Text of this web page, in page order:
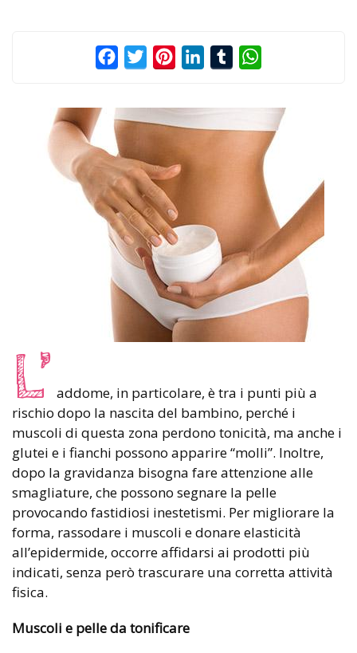
FacebookTwitterPinterestLinkedInTumblr
L’ addome, in particolare, è tra i punti più a
rischio dopo la nascita del bambino, perché i
muscoli di questa zona perdono tonicità, ma anche i
glutei e i fianchi possono apparire “molli”. Inoltre,
dopo la gravidanza bisogna fare attenzione alle
smagliature, che possono segnare la pelle
provocando fastidiosi inestetismi. Per migliorare la
forma, rassodare i muscoli e donare elasticità
all’epidermide, occorre affidarsi ai prodotti più
indicati, senza però trascurare una corretta attività
fisica.
Muscoli e pelle da tonificare